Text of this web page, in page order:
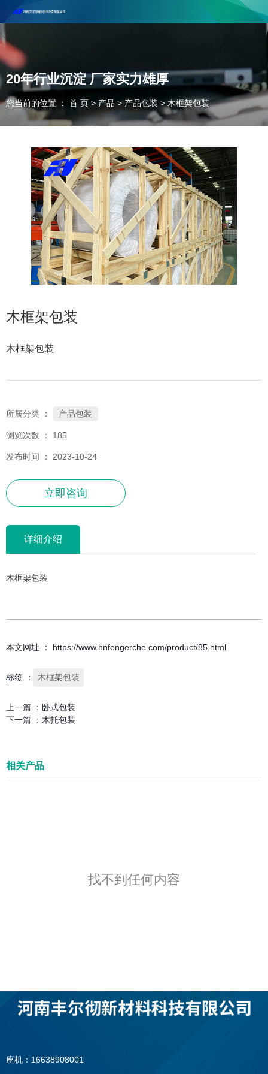
河南丰尔彻新材料科技有限公司欢迎合作咨询！
联系电话：18037947756
20年行业沉淀 厂家实力雄厚
您当前的位置 ： 首 页 > 产品 > 产品包装 > 木框架包装
木框架包装
木框架包装
所属分类 ： 产品包装
浏览次数 ： 185
发布时间 ： 2023-10-24
立即咨询
详细介绍
木框架包装
本文网址 ： https://www.hnfengerche.com/product/85.html
标签 ： 木框架包装
上一篇 ： 卧式包装
下一篇 ： 木托包装
相关产品
找不到任何内容
座机：16638908001